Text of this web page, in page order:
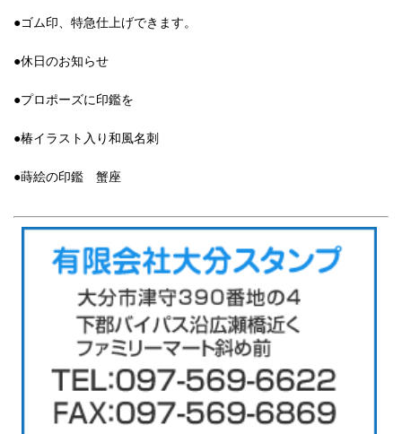
●ゴム印、特急仕上げできます。
●休日のお知らせ
●プロポーズに印鑑を
●椿イラスト入り和風名刺
●蒔絵の印鑑 蟹座